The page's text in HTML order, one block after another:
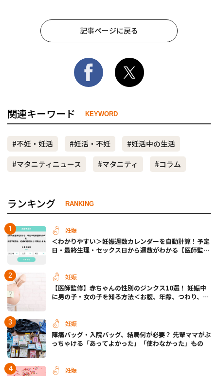
記事ページに戻る
関連キーワード KEYWORD
#不妊・妊活 #妊活・不妊
#妊活中の生活
#マタニティニュース
#マタニティ #コラム
ランキング RANKING
妊娠
＜わかりやすい＞妊娠週数カレンダーを自動計算！予定
日・最終生理・セックス日から週数がわかる【医師監
妊娠
【医師監修】赤ちゃんの性別のジンクス10選！ 妊娠中
に男の子・女の子を知る方法＜お腹、年齢、つわり、胎
妊娠
陣痛バッグ・入院バッグ、結局何が必要？ 先輩ママがぶ
っちゃける「あってよかった」「使わなかった」もの
妊娠